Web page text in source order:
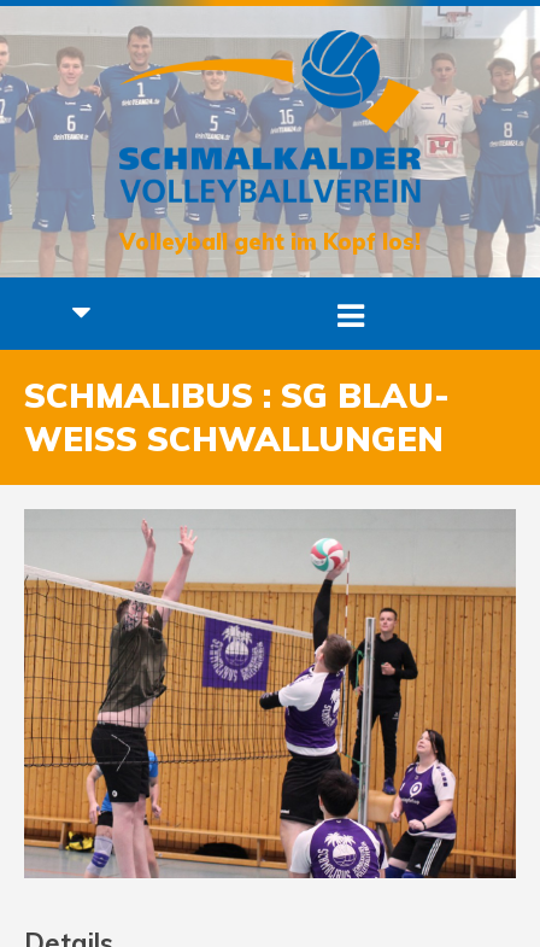
Volleyball geht im Kopf los!
SCHMALIBUS : SG BLAU-
WEISS SCHWALLUNGEN